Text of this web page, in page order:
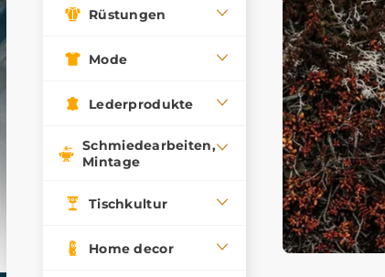
Rüstungen
Mode
Lederprodukte
Schmiedearbeiten,
Mintage
Tischkultur
Home decor